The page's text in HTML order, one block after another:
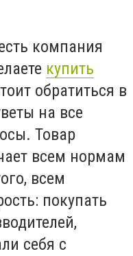
компания
купить
обратиться в
на все
Товар
всем нормам
всем
покупать
себя с